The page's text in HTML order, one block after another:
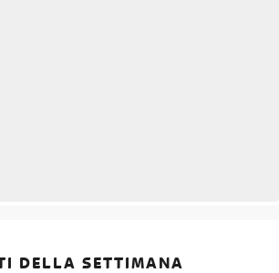
DELLA SETTIMANA